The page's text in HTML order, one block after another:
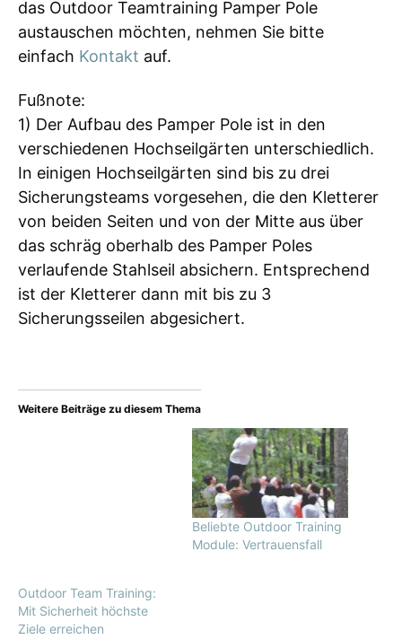
das Outdoor Teamtraining Pamper Pole
austauschen möchten, nehmen Sie bitte
einfach Kontakt auf.
Fußnote:
1) Der Aufbau des Pamper Pole ist in den
verschiedenen Hochseilgärten unterschiedlich.
In einigen Hochseilgärten sind bis zu drei
Sicherungsteams vorgesehen, die den Kletterer
von beiden Seiten und von der Mitte aus über
das schräg oberhalb des Pamper Poles
verlaufende Stahlseil absichern. Entsprechend
ist der Kletterer dann mit bis zu 3
Sicherungsseilen abgesichert.
Weitere Beiträge zu diesem Thema
Outdoor Team Training:
Mit Sicherheit höchste
Ziele erreichen
Beliebte Outdoor Training
Module: Vertrauensfall